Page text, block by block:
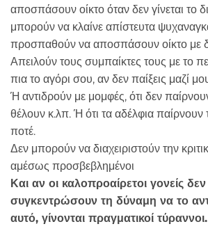
αποσπάσουν οίκτο όταν δεν γίνεται το
μπορούν να κλαίνε απίστευτα
προσπαθούν να αποσπάσουν οίκτο με
Απειλούν τους συμπαίκτες τους με το
πια το αγόρι σου, αν δεν παίξεις μαζί
Ή αντιδρούν με μομφές, ότι δεν
θέλουν κ.λπ. Ή ότι τα αδέλφια παίρνουν
ποτέ.
Δεν μπορούν να διαχειριστούν την
αμέσως προσβεβλημένοι
Και αν οι καλοπροαίρετοι γονείς
συγκεντρώσουν τη δύναμη να το
αυτό, γίνονται πραγματικοί τύραννοι.